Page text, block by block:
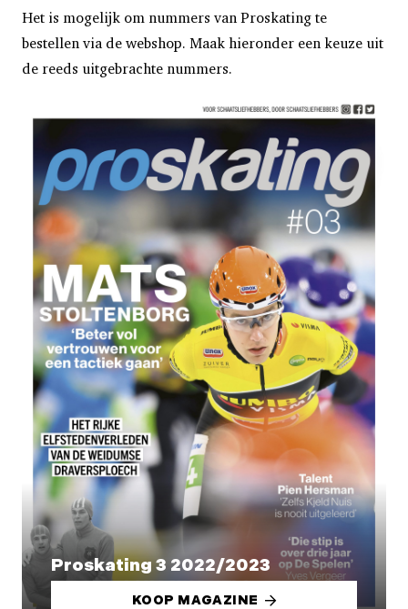
Het is mogelijk om nummers van Proskating te
bestellen via de webshop. Maak hieronder een keuze uit
de reeds uitgebrachte nummers.
Proskating 3 2022/2023
KOOP MAGAZINE